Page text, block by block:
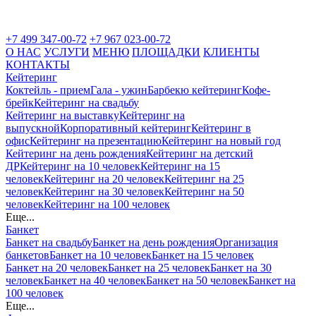
+7 499 347-00-72 +7 967 023-00-72
О НАС УСЛУГИ МЕНЮ ПЛОЩАДКИ КЛИЕНТЫ
КОНТАКТЫ
Кейтеринг
Коктейль - приемГала - ужинБарбекю кейтерингКофе-
брейкКейтеринг на свадьбу
Кейтеринг на выставкуКейтеринг на
выпускнойКорпоративный кейтерингКейтеринг в
офисКейтеринг на презентациюКейтеринг на новый год
Кейтеринг на день рожденияКейтеринг на детский
ДРКейтеринг на 10 человекКейтеринг на 15
человекКейтеринг на 20 человекКейтеринг на 25
человекКейтеринг на 30 человекКейтеринг на 50
человекКейтеринг на 100 человек
Еще...
Банкет
Банкет на свадьбуБанкет на день рожденияОрганизация
банкетовБанкет на 10 человекБанкет на 15 человек
Банкет на 20 человекБанкет на 25 человекБанкет на 30
человекБанкет на 40 человекБанкет на 50 человекБанкет на
100 человек
Еще...